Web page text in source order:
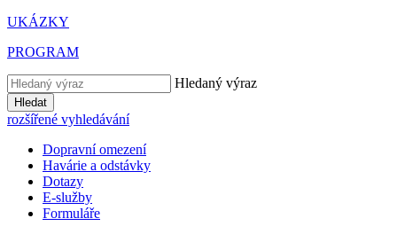
UKÁZKY
PROGRAM
Hledaný výraz
Hledat
rozšířené vyhledávání
Dopravní omezení
Havárie a odstávky
Dotazy
E-služby
Formuláře